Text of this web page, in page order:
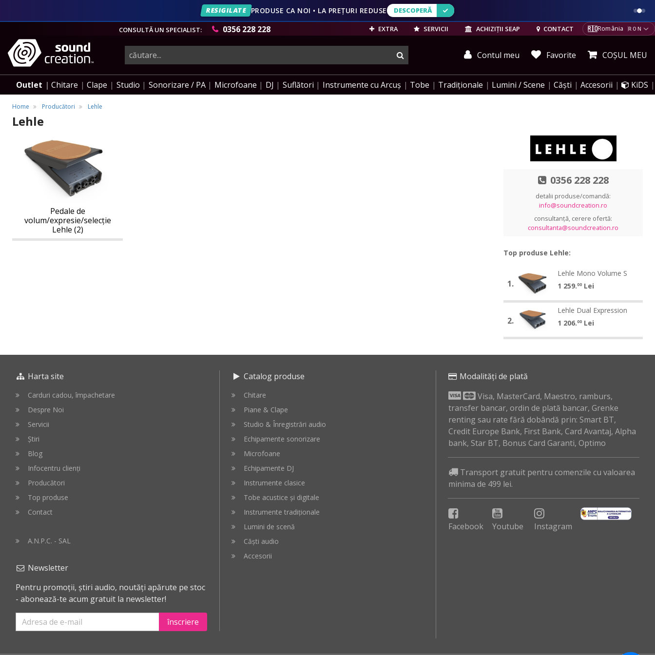
VEZI OFERTELE
RESIGILATE PRODUSE CA NOI • LA PREȚURI REDUSE DESCOPERĂ
DESCOPERĂ
CONSULTĂ UN SPECIALIST:
0356 228 228 EXTRA SERVICII ACHIZIȚII SEAP CONTACT 🇷🇴România RON
instrumente
muzicale,
echipamente
pro-
audio
Contul meu Favorite COȘUL MEU
Outlet Chitare Clape Studio Sonorizare / PA Microfoane DJ Suflători Instrumente cu Arcuș Tobe Tradiționale Lumini / Scene Căști Accesorii KiDS
Home Producători Lehle
Lehle
volum/expresie/selecție
Pedale
volum/expresie/selecție
Pedale de
volum/expresie/selecție
Lehle (2)
0356 228 228
detalii produse/comandă:
info@soundcreation.ro
consultanță, cerere ofertă:
consultanta@soundcreation.ro
Top produse Lehle:
Mono
S
1.
Lehle
Mono
Volume
S
Lehle Mono Volume S
1 259.00 Lei
Dual
Expression
2.
Lehle
Dual
Expression
Lehle Dual Expression
1 206.00 Lei
Harta site
Carduri cadou, împachetare
Despre Noi
Servicii
Știri
Blog
Infocentru clienți
Producători
Top produse
Contact
A.N.P.C. - SAL
Newsletter
Pentru promoții, știri audio, noutăți apărute pe stoc
- abonează-te acum gratuit la newsletter!
înscriere
Catalog produse
Chitare
Piane & Clape
Studio & Înregistrări audio
Echipamente sonorizare
Microfoane
Echipamente DJ
Instrumente clasice
Tobe acustice și digitale
Instrumente tradiționale
Lumini de scenă
Căști audio
Accesorii
Modalități de plată
Visa, MasterCard, Maestro, ramburs,
transfer bancar, ordin de plată bancar, Grenke
renting sau rate fără dobândă prin: Smart BT,
Credit Europe Bank, First Bank, Card Avantaj, Alpha
bank, Star BT, Bonus Card Garanti, Optimo
Transport gratuit pentru comenzile cu valoarea
minima de 499 lei.
Facebook Youtube Instagram